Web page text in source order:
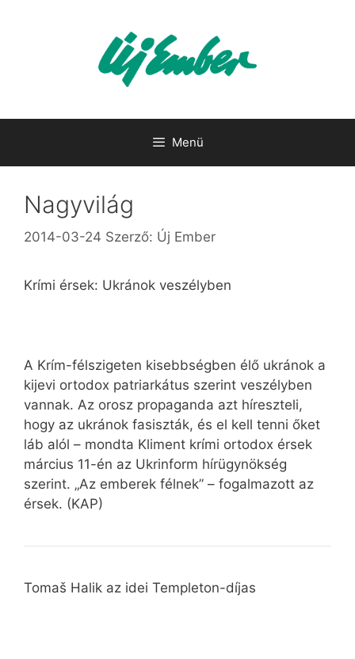
Menü
Nagyvilág
2014-03-24 Szerző: Új Ember
Krími érsek: Ukránok veszélyben
A Krím-félszigeten kisebbségben élő ukránok a
kijevi ortodox patriarkátus szerint veszélyben
vannak. Az orosz propaganda azt híreszteli,
hogy az ukránok fasiszták, és el kell tenni őket
láb alól – mondta Kliment krími ortodox érsek
március 11-én az Ukrinform hírügynökség
szerint. „Az emberek félnek” – fogalmazott az
érsek. (KAP)
Tomaš Halik az idei Templeton-díjas